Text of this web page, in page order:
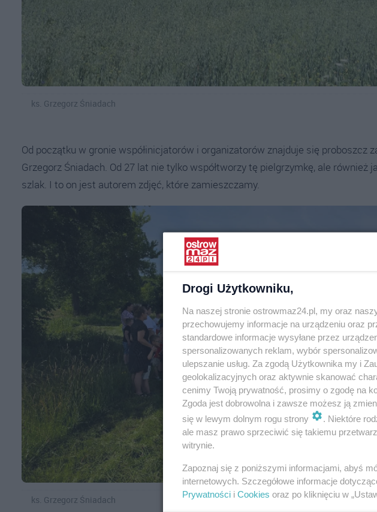
ks. Grzegorz Śniadach
Od początku w gronie współinicjatorów i organizatorów znajduje się proboszcz
Grzegorz Śniadach. Od 27 lat nie tylko współtworzy tę pielgrzymkę, ale również
szlak. I to on jest autorem zdjęć, które zamieszczamy.
ks. Grzegorz Śniadach
Drogi Użytkowniku,
Na naszej stronie ostrowmaz24.pl, my oraz
przechowujemy informacje na urządzeniu oraz
standardowe informacje wysyłane przez
spersonalizowanych reklam, wybór
ulepszanie usług. Za zgodą Użytkownika my i
geolokalizacyjnych oraz aktywnie skanować
cenimy Twoją prywatność, prosimy o zgodę na
Zgoda jest dobrowolna i zawsze możesz ją
się w lewym dolnym rogu strony
. Niektóre
ale masz prawo sprzeciwić się takiemu
witrynie.
Zapoznaj się z poniższymi informacjami, abyś
internetowych. Szczegółowe informacje
Prywatności i Cookies oraz po kliknięciu w